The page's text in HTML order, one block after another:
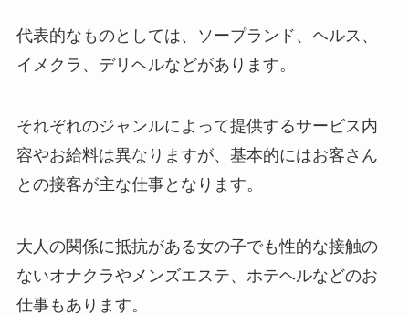
代表的なものとしては、ソープランド、ヘルス、
イメクラ、デリヘルなどがあります。
それぞれのジャンルによって提供するサービス内
容やお給料は異なりますが、基本的にはお客さん
との接客が主な仕事となります。
大人の関係に抵抗がある女の子でも性的な接触の
ないオナクラやメンズエステ、ホテヘルなどのお
仕事もあります。